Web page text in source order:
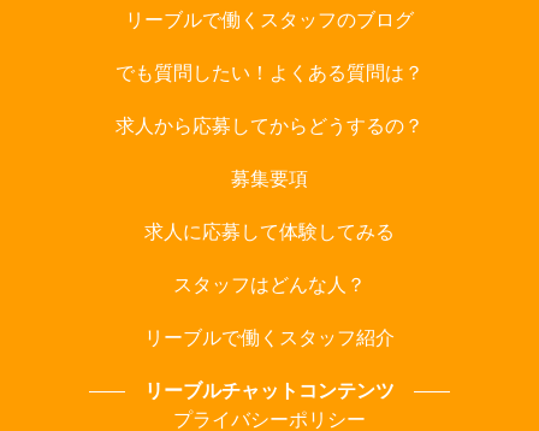
リーブルで働くスタッフのブログ
でも質問したい！よくある質問は？
求人から応募してからどうするの？
募集要項
求人に応募して体験してみる
スタッフはどんな人？
リーブルで働くスタッフ紹介
リーブルチャットコンテンツ
プライバシーポリシー